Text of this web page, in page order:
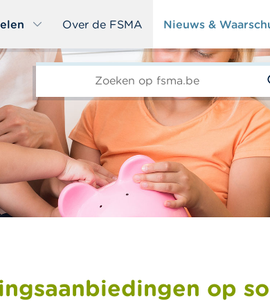
Over de FSMA Nieuws &
op